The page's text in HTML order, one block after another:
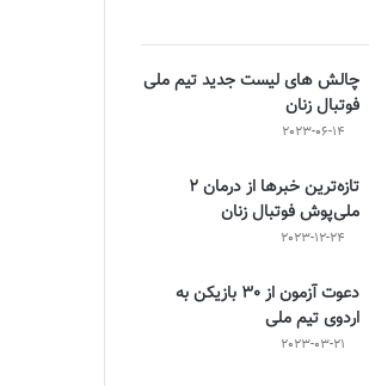
چالش هاى ليست جدید تيم ملى
فوتبال زنان
2023-06-14
تازه‌ترین خبرها از درمان ۲
ملی‌پوش فوتبال زنان
2023-12-24
دعوت آزمون از 30 بازیکن به
اردوی تیم ملی
2023-03-21